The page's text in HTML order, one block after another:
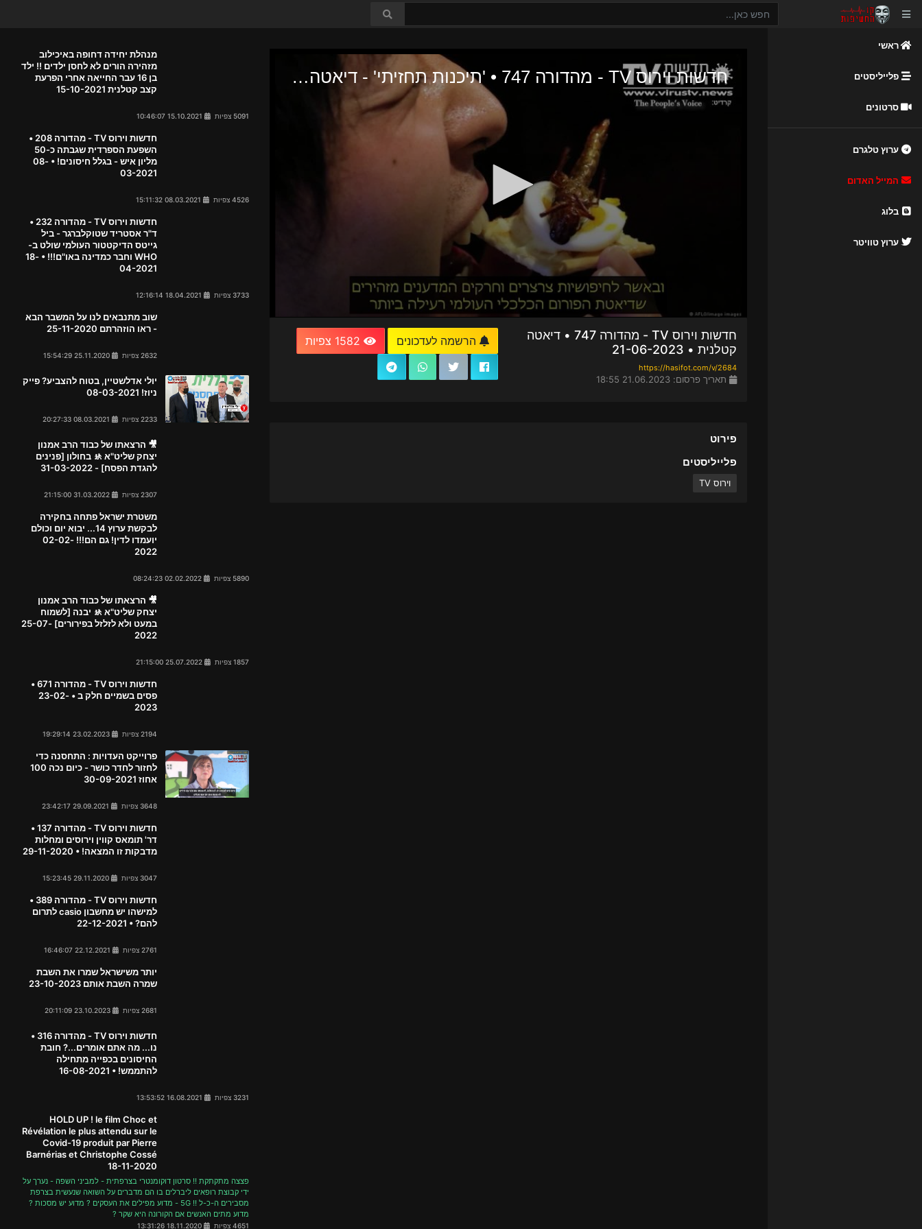
ראשי
פלייליסטים
סרטונים
ערוץ טלגרם
המייל האדום
בלוג
ערוץ טוויטר
חדשות וירוס TV - מהדורה 747 • דיאטה
קטלנית • 21-06-2023
https://hasifot.com/v/2684
תאריך פרסום: 21.06.2023 18:55
הרשמה לעדכונים
פירוט
פלייליסטים
וירוס TV
מנהלת יחידה דחופה באיכילוב
מזהירה הורים לא לחסן ילדים !! ילד
בן 16 עבר החייאה אחרי הפרעת
קצב קטלנית 15-10-2021
5091 צפיות
חדשות וירוס TV - מהדורה 208 •
השפעת הספרדית שגבתה כ-50
מליון איש - בגלל חיסונים! • 08-
03-2021
4526 צפיות
חדשות וירוס TV - מהדורה 232 •
ד"ר אסטריד שטוקלברגר - ביל
גייטס הדיקטטור העולמי שולט ב-
WHO וחבר כמדינה באו"ם!!! • 18-
04-2021
3733 צפיות
שוב מתנבאים לנו על המשבר הבא
- ראו הוזהרתם 25-11-2020
2632 צפיות
יולי אדלשטיין, בטוח להצביע? פייק
ניוז! 08-03-2021
2233 צפיות
🎥 הרצאתו של כבוד הרב אמנון
יצחק שליט"א 🚸 בחולון [פנינים
להגדת הפסח] - 31-03-2022
2307 צפיות
משטרת ישראל פתחה בחקירה
לבקשת ערוץ 14... יבוא יום וכולם
יועמדו לדין! גם הם!!! 02-02-
2022
5890 צפיות
🎥 הרצאתו של כבוד הרב אמנון
יצחק שליט"א 🚸 יבנה [לשמוח
במעט ולא לזלזל בפירורים] 25-07-
2022
1857 צפיות
חדשות וירוס TV - מהדורה 671 •
פסים בשמיים חלק ב • 23-02-
2023
2194 צפיות
פרוייקט העדויות : התחסנה כדי
לחזור לחדר כושר - כיום נכה 100
אחוז 30-09-2021
3648 צפיות
חדשות וירוס TV - מהדורה 137 •
דר' תומאס קווין וירוסים ומחלות
מדבקות זו המצאה! • 29-11-2020
3047 צפיות
חדשות וירוס TV - מהדורה 389 •
למישהו יש מחשבון casio לתרום
להם? • 22-12-2021
2761 צפיות
יותר משישראל שמרו את השבת
שמרה השבת אותם 23-10-2023
2681 צפיות
חדשות וירוס TV - מהדורה 316 •
נו... מה אתם אומרים...? חובת
החיסונים בכפייה מתחילה
להתממש! • 16-08-2021
3231 צפיות
HOLD UP ! le film Choc et
Révélation le plus attendu sur le
Covid-19 produit par Pierre
Barnérias et Christophe Cossé
18-11-2020
פצצה מתקתקת !! סרטון דוקומנטרי בצרפתית - למביני השפה - נערך על
ידי קבוצת רופאים ליברלים בו הם מדברים על השואה שנעשית בצרפת
מסבירים ה-כ-ל !! 5G - מדוע מפילים את העסקים ? מדוע יש מסכות ?
מדוע מתים האנשים אם הקורונה היא שקר ?
4651 צפיות